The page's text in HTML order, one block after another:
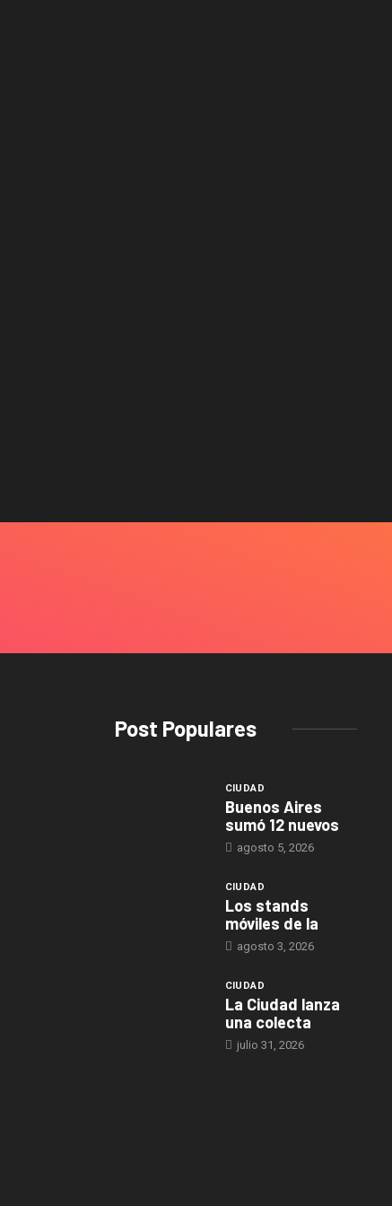
Post Populares
CIUDAD
Buenos Aires
sumó 12 nuevos
agosto 5, 2026
CIUDAD
Los stands
móviles de la
agosto 3, 2026
CIUDAD
La Ciudad lanza
una colecta
julio 31, 2026